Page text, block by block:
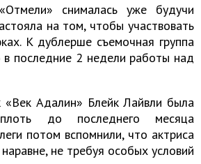
снималась уже будучи
на том, чтобы участвовать
К дублерше съемочная группа
в последние 2 недели работы над
Адалин» Блейк Лайвли была
до последнего месяца
потом вспомнили, что актриса
не требуя особых условий